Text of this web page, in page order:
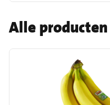
Alle producten